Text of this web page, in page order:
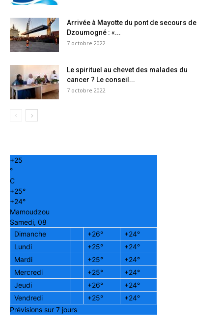
Arrivée à Mayotte du pont de secours de
Dzoumogné : «...
7 octobre 2022
Le spirituel au chevet des malades du
cancer ? Le conseil...
7 octobre 2022
+25
°
C
+25°
+24°
Mamoudzou
Samedi, 08
Dimanche
+26° +24°
Lundi
+25° +24°
Mardi
+25° +24°
Mercredi
+25° +24°
Jeudi
+26° +24°
Vendredi
+25° +24°
Prévisions sur 7 jours